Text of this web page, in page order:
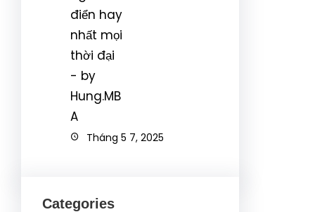
Tháng 5 7, 2025
Categories